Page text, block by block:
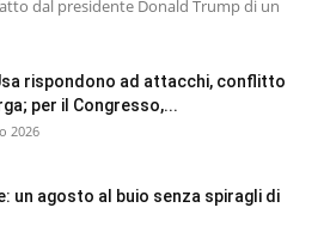
dal presidente Donald Trump di un
rispondono ad attacchi, conflitto
per il Congresso,...
2026
un agosto al buio senza spiragli di